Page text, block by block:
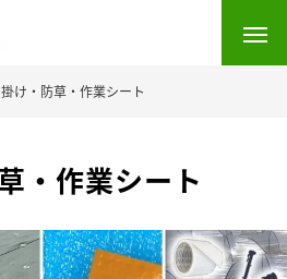
け・防草・作業シート
・作業シート